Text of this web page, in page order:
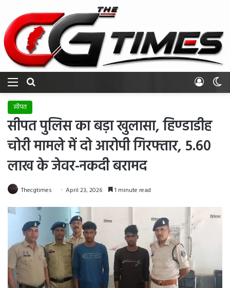
Menu Log In
सीपत
सीपत पुलिस का बड़ा खुलासा, हिण्डाडीह
चोरी मामले में दो आरोपी गिरफ्तार, 5.60
लाख के जेवर-नकदी बरामद
Thecgtimes April 23, 2026 1 minute read